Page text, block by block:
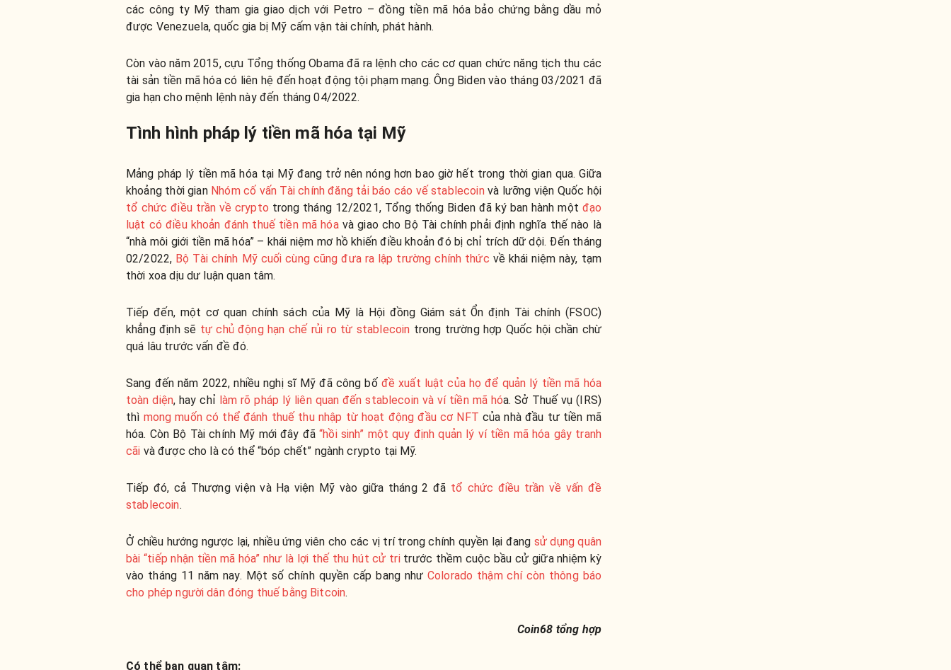
các công ty Mỹ tham gia giao dịch với Petro – đồng tiền mã hóa bảo chứng bằng dầu mỏ
được Venezuela, quốc gia bị Mỹ cấm vận tài chính, phát hành.
Còn vào năm 2015, cựu Tổng thống Obama đã ra lệnh cho các cơ quan chức năng tịch thu các
tài sản tiền mã hóa có liên hệ đến hoạt động tội phạm mạng. Ông Biden vào tháng 03/2021 đã
gia hạn cho mệnh lệnh này đến tháng 04/2022.
Tình hình pháp lý tiền mã hóa tại Mỹ
Mảng pháp lý tiền mã hóa tại Mỹ đang trở nên nóng hơn bao giờ hết trong thời gian qua. Giữa
khoảng thời gian Nhóm cố vấn Tài chính đăng tải báo cáo vế stablecoinvà lưỡng viện Quốc hội
tổ chức điều trần về crypto trong tháng 12/2021, Tổng thống Biden đã ký ban hành một đạo
luật có điều khoản đánh thuế tiền mã hóavà giao cho Bộ Tài chính phải định nghĩa thế nào là
“nhà môi giới tiền mã hóa” – khái niệm mơ hồ khiến điều khoản đó bị chỉ trích dữ dội. Đến tháng
02/2022, Bộ Tài chính Mỹ cuối cùng cũng đưa ra lập trường chính thức về khái niệm này, tạm
thời xoa dịu dư luận quan tâm.
Tiếp đến, một cơ quan chính sách của Mỹ là Hội đồng Giám sát Ổn định Tài chính (FSOC)
khẳng định sẽ tự chủ động hạn chế rủi ro từ stablecoin trong trường hợp Quốc hội chần chừ
quá lâu trước vấn đề đó.
Sang đến năm 2022, nhiều nghị sĩ Mỹ đã công bố đề xuất luật của họ để quản lý tiền mã hóa
toàn diện, hay chỉ làm rõ pháp lý liên quan đến stablecoin và ví tiền mã hóa. Sở Thuế vụ (IRS)
thì mong muốn có thể đánh thuế thu nhập từ hoạt động đầu cơ NFT của nhà đầu tư tiền mã
hóa. Còn Bộ Tài chính Mỹ mới đây đã“hồi sinh” một quy định quản lý ví tiền mã hóa gây tranh
cãi và được cho là có thể “bóp chết” ngành crypto tại Mỹ.
Tiếp đó, cả Thượng viện và Hạ viện Mỹ vào giữa tháng 2 đã tổ chức điều trần về vấn đề
stablecoin.
Ở chiều hướng ngược lại, nhiều ứng viên cho các vị trí trong chính quyền lại đang sử dụng quân
bài “tiếp nhận tiền mã hóa” như là lợi thế thu hút cử tritrước thềm cuộc bầu cử giữa nhiệm kỳ
vào tháng 11 năm nay. Một số chính quyền cấp bang nhưColorado thậm chí còn thông báo
cho phép người dân đóng thuế bằng Bitcoin.
Coin68 tổng hợp
Có thể bạn quan tâm: